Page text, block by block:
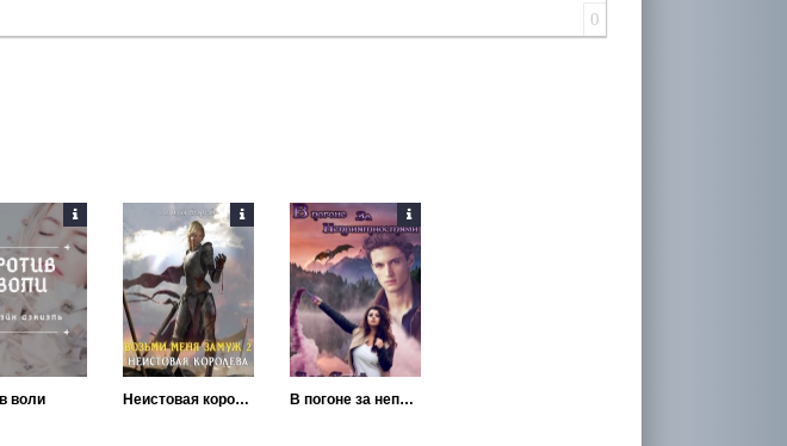
0
воли Неистовая королева В погоне за неприятностями